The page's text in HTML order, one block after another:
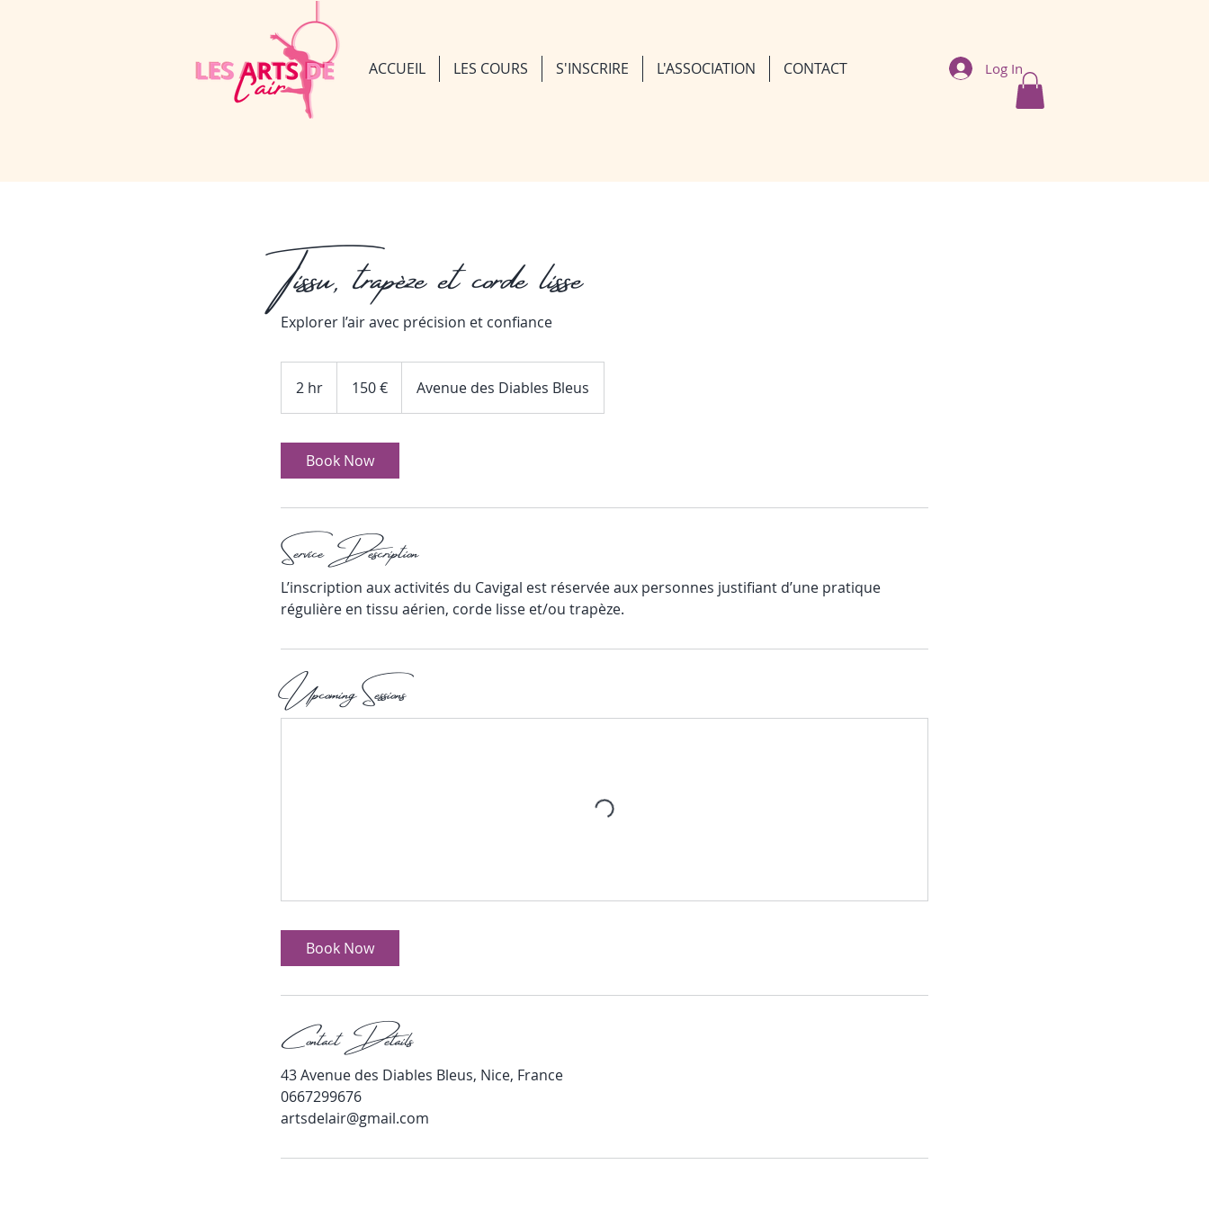
ACCUEIL LES COURS S'INSCRIRE L'ASSOCIATION CONTACT Log In
Tissu, trapèze et corde lisse
Explorer l’air avec précision et confiance
2 hr
h
150 € Avenue des Diables Bleus
Book Now
Service Description
L’inscription aux activités du Cavigal est réservée aux personnes justifiant d’une pratique
régulière en tissu aérien, corde lisse et/ou trapèze.
Upcoming Sessions
Book Now
Contact Details
43 Avenue des Diables Bleus, Nice, France
0667299676
artsdelair@gmail.com